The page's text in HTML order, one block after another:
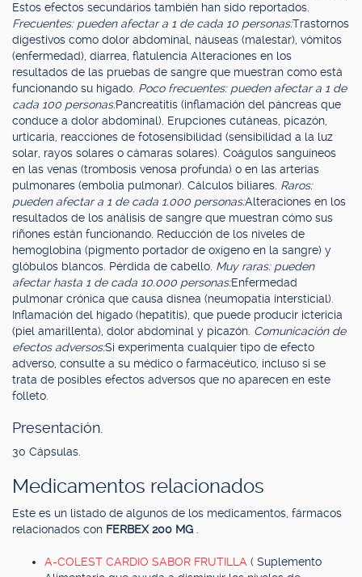
Estos efectos secundarios también han sido reportados.
Frecuentes: pueden afectar a 1 de cada 10 personas:Trastornos
digestivos como dolor abdominal, náuseas (malestar), vómitos
(enfermedad), diarrea, flatulencia Alteraciones en los
resultados de las pruebas de sangre que muestran como está
funcionando su hígado. Poco frecuentes: pueden afectar a 1 de
cada 100 personas:Pancreatitis (inflamación del páncreas que
conduce a dolor abdominal). Erupciones cutáneas, picazón,
urticaria, reacciones de fotosensibilidad (sensibilidad a la luz
solar, rayos solares o cámaras solares). Coágulos sanguíneos
en las venas (trombosis venosa profunda) o en las arterias
pulmonares (embolia pulmonar). Cálculos biliares. Raros:
pueden afectar a 1 de cada 1.000 personas:Alteraciones en los
resultados de los análisis de sangre que muestran cómo sus
riñones están funcionando. Reducción de los niveles de
hemoglobina (pigmento portador de oxígeno en la sangre) y
glóbulos blancos. Pérdida de cabello. Muy raras: pueden
afectar hasta 1 de cada 10.000 personas:Enfermedad
pulmonar crónica que causa disnea (neumopatía intersticial).
Inflamación del hígado (hepatitis), que puede producir ictericia
(piel amarillenta), dolor abdominal y picazón. Comunicación de
efectos adversos:Si experimenta cualquier tipo de efecto
adverso, consulte a su médico o farmacéutico, incluso si se
trata de posibles efectos adversos que no aparecen en este
folleto.
Presentación.
30 Cápsulas.
Medicamentos relacionados
Este es un listado de algunos de los medicamentos, fármacos
relacionados con FERBEX 200 MG
A-COLEST CARDIO SABOR FRUTILLA ( Suplemento